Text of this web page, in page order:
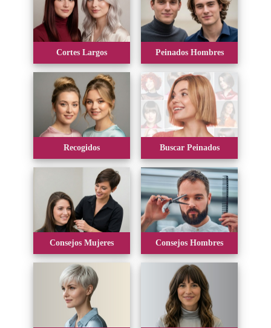
Cortes Largos Peinados Hombres
Recogidos Buscar Peinados
Consejos Mujeres Consejos Hombres